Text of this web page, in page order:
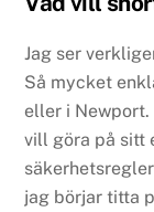
Jag ser
Så mycket
eller i
vill göra på sitt
jag börjar titta